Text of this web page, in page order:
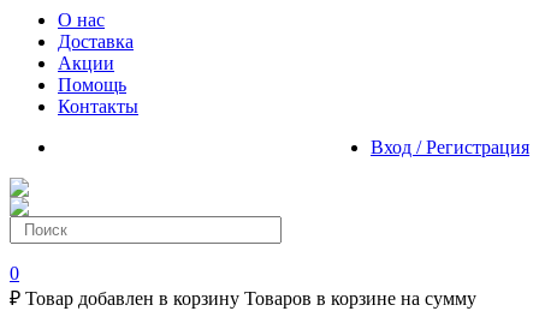
О нас
Доставка
Акции
Помощь
Контакты
Вход / Регистрация
0
₽ Товар добавлен в корзину Товаров в корзине на сумму